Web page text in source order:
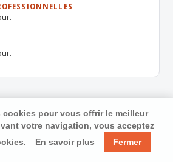
cookies pour vous offrir le meilleur
votre navigation, vous acceptez
En savoir plus Fermer